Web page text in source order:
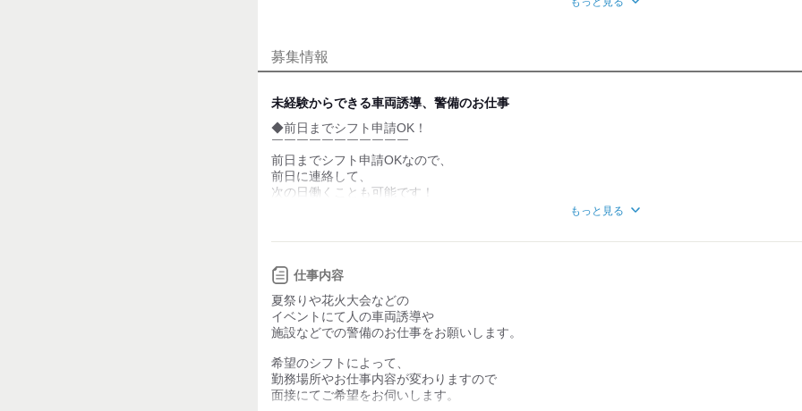
個性が生かせる
デスクワーク
お客様との対話が
少ない
力仕事が少ない
募集情報
未経験からできる車両誘導、警備のお仕事
◆前日までシフト申請OK！
￣￣￣￣￣￣￣￣￣￣￣
前日までシフト申請OKなので、
前日に連絡して、
次の日働くことも可能です！
「勤務日数を増やしたいな……」
自分のペースで働けるのは、本当にレア！
◆季節ごとのイベントも楽しい！
￣￣￣￣￣￣￣￣￣￣￣￣￣￣
「今年もこの季節がきたかー！」
夏祭り・マラソン大会・花火大会
などの警備業務も楽しいですよ！
もっと見る
仕事内容
夏祭りや花火大会などの
イベントにて人の車両誘導や
施設などでの警備のお仕事をお願いします。
希望のシフトによって、
勤務場所やお仕事内容が変わりますので
面接にてご希望をお伺いします。